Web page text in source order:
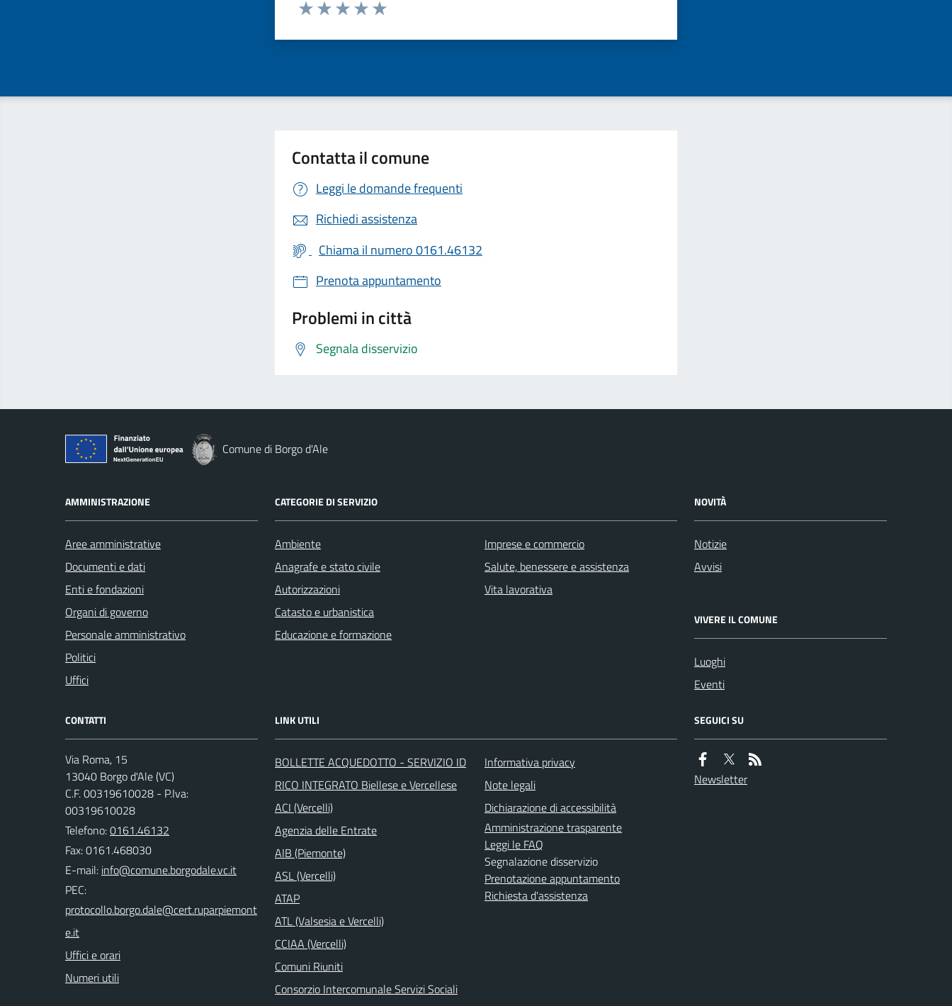
Contatta il comune
Leggi le domande frequenti
Richiedi assistenza
Chiama il numero 0161.46132
Prenota appuntamento
Problemi in città
Segnala disservizio
Comune di Borgo d'Ale
AMMINISTRAZIONE
Aree amministrative
Documenti e dati
Enti e fondazioni
Organi di governo
Personale amministrativo
Politici
Uffici
CATEGORIE DI SERVIZIO
Ambiente
Anagrafe e stato civile
Autorizzazioni
Catasto e urbanistica
Educazione e formazione
Imprese e commercio
Salute, benessere e assistenza
Vita lavorativa
NOVITÀ
Notizie
Avvisi
VIVERE IL COMUNE
Luoghi
Eventi
CONTATTI
Via Roma, 15
13040 Borgo d'Ale (VC)
C.F. 00319610028 - P.Iva:
00319610028
Telefono:0161.46132
Fax: 0161.468030
E-mail:
PEC:
Uffici e orari
Numeri utili
LINK UTILI
BOLLETTE ACQUEDOTTO - SERVIZIO ID
RICO INTEGRATO Biellese e Vercellese
ACI (Vercelli)
Agenzia delle Entrate
AIB (Piemonte)
ASL (Vercelli)
ATAP
ATL (Valsesia e Vercelli)
CCIAA (Vercelli)
Comuni Riuniti
Consorzio Intercomunale Servizi Sociali
Informativa privacy
Note legali
Dichiarazione di accessibilità
Amministrazione trasparente
Leggi le FAQ
Segnalazione disservizio
Prenotazione appuntamento
Richiesta d'assistenza
SEGUICI SU
Newsletter